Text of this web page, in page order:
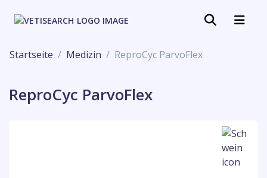
Startseite Medizin ReproCyc ParvoFlex
ReproCyc ParvoFlex